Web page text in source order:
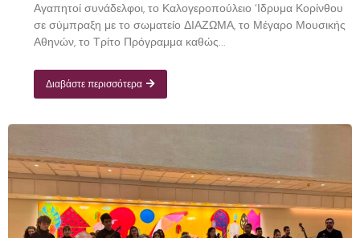
Αγαπητοί συνάδελφοι, το Καλογεροπούλειο ‘Ιδρυμα Κορίνθου
σε σύμπραξη με το σωματείο ΔΙΑΖΩΜΑ, το Μέγαρο Μουσικής
Αθηνών, το Τρίτο Πρόγραμμα καθώς...
Διαβάστε περισσότερα